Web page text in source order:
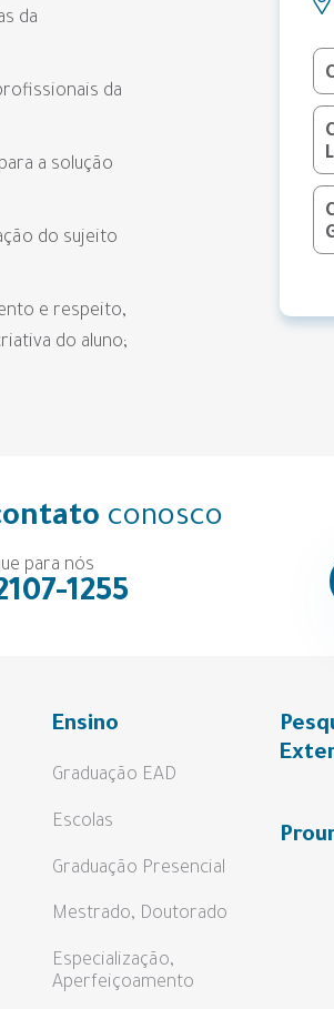
da
da
a solução
do sujeito
e respeito,
do aluno;
conosco
para nós
1255
Ensino
Graduação EAD
Escolas
Graduação Presencial
Mestrado, Doutorado
Especialização,
Aperfeiçoamento